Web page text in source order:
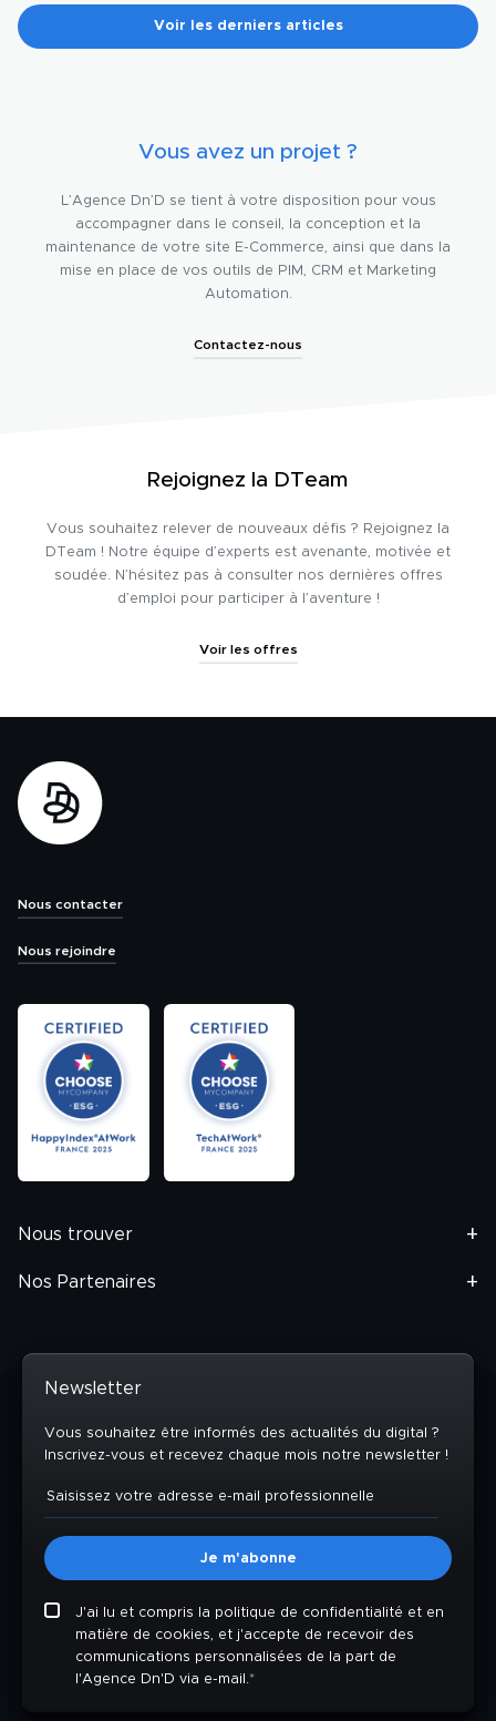
Voir les derniers articles
Vous avez un projet ?
L’Agence Dn’D se tient à votre disposition pour vous
accompagner dans le conseil, la conception et la
maintenance de votre site E-Commerce, ainsi que dans la
mise en place de vos outils de PIM, CRM et Marketing
Automation.
Contactez-nous
Rejoignez la DTeam
Vous souhaitez relever de nouveaux défis ? Rejoignez la
DTeam ! Notre équipe d’experts est avenante, motivée et
soudée. N’hésitez pas à consulter nos dernières offres
d’emploi pour participer à l’aventure !
Voir les offres
Nous contacter
Nous rejoindre
Nous trouver
Nos Partenaires
Newsletter
Vous souhaitez être informés des actualités du digital ?
Inscrivez-vous et recevez chaque mois notre newsletter !
J'ai lu et compris la politique de confidentialité et en
matière de cookies, et j'accepte de recevoir des
communications personnalisées de la part de
l'Agence Dn'D via e-mail.*